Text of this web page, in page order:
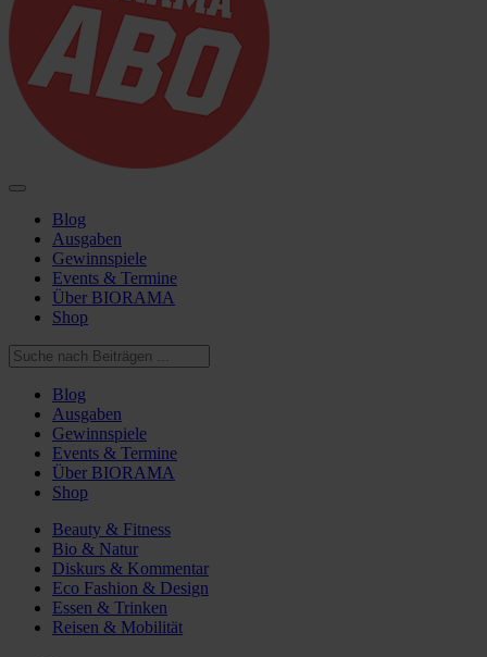
Blog
Ausgaben
Gewinnspiele
Events & Termine
Über BIORAMA
Shop
Blog
Ausgaben
Gewinnspiele
Events & Termine
Über BIORAMA
Shop
Beauty & Fitness
Bio & Natur
Diskurs & Kommentar
Eco Fashion & Design
Essen & Trinken
Reisen & Mobilität